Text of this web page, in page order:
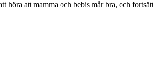
höra att mamma och bebis mår bra, och